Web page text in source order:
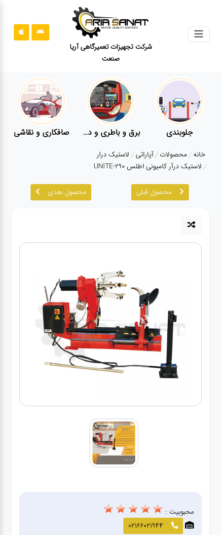
شرکت تجهیزات تعمیرگاهی آریا
صنعت
قوانین
سایت
ارتباط
درباره
ما
آپاراتی
دیاگ
لوازم
جلوبندی برق و باطری و دیاگ صافکاری و نقاشی
خانه محصولات آپاراتی لاستیک درار
لاستیک درآر کامیونی اطلس UNITE-290
محصول قبلی محصول بعدی
محبوبیت :
02166021944